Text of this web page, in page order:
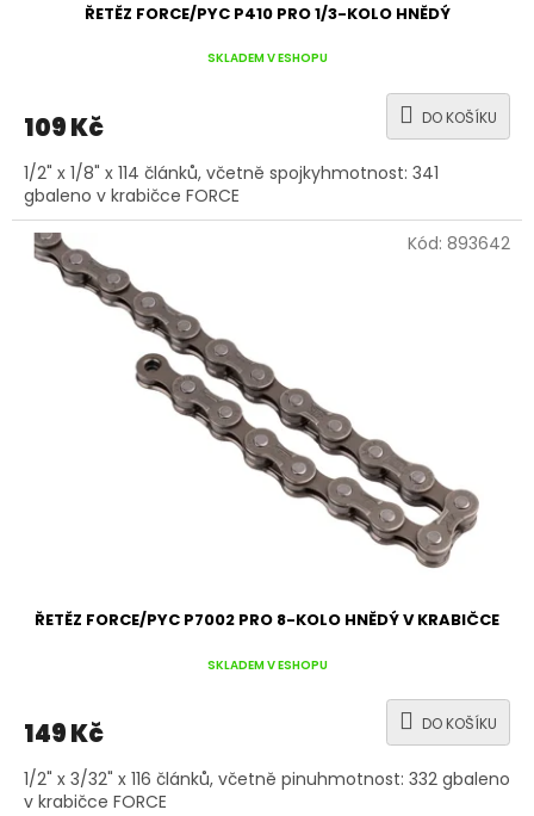
ŘETĚZ FORCE/PYC P410 PRO 1/3-KOLO HNĚDÝ
SKLADEM V ESHOPU
109 Kč DO KOŠÍKU
1/2" x 1/8" x 114 článků, včetně spojkyhmotnost: 341
gbaleno v krabičce FORCE
ŘETĚZ FORCE/PYC P7002 PRO 8-KOLO HNĚDÝ V KRABIČCE
SKLADEM V ESHOPU
149 Kč DO KOŠÍKU
1/2" x 3/32" x 116 článků, včetně pinuhmotnost: 332 gbaleno
v krabičce FORCE
Kód: 893642